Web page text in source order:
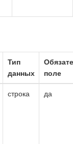
Тип
данных
поле
строка да